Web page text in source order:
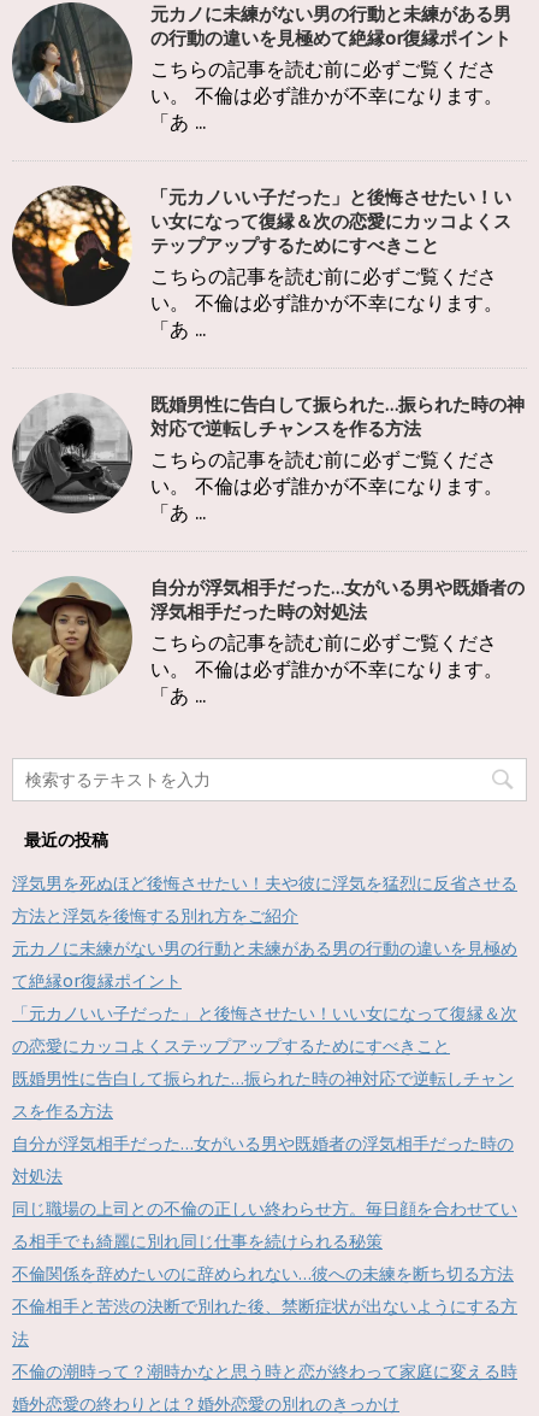
元カノに未練がない男の行動と未練がある男
の行動の違いを見極めて絶縁or復縁ポイント
こちらの記事を読む前に必ずご覧くださ
い。 不倫は必ず誰かが不幸になります。
「あ ...
「元カノいい子だった」と後悔させたい！い
い女になって復縁＆次の恋愛にカッコよくス
テップアップするためにすべきこと
こちらの記事を読む前に必ずご覧くださ
い。 不倫は必ず誰かが不幸になります。
「あ ...
既婚男性に告白して振られた…振られた時の神
対応で逆転しチャンスを作る方法
こちらの記事を読む前に必ずご覧くださ
い。 不倫は必ず誰かが不幸になります。
「あ ...
自分が浮気相手だった…女がいる男や既婚者の
浮気相手だった時の対処法
こちらの記事を読む前に必ずご覧くださ
い。 不倫は必ず誰かが不幸になります。
「あ ...
最近の投稿
浮気男を死ぬほど後悔させたい！夫や彼に浮気を猛烈に反省させる
方法と浮気を後悔する別れ方をご紹介
元カノに未練がない男の行動と未練がある男の行動の違いを見極め
て絶縁or復縁ポイント
「元カノいい子だった」と後悔させたい！いい女になって復縁＆次
の恋愛にカッコよくステップアップするためにすべきこと
既婚男性に告白して振られた…振られた時の神対応で逆転しチャン
スを作る方法
自分が浮気相手だった…女がいる男や既婚者の浮気相手だった時の
対処法
同じ職場の上司との不倫の正しい終わらせ方。毎日顔を合わせてい
る相手でも綺麗に別れ同じ仕事を続けられる秘策
不倫関係を辞めたいのに辞められない…彼への未練を断ち切る方法
不倫相手と苦渋の決断で別れた後、禁断症状が出ないようにする方
法
不倫の潮時って？潮時かなと思う時と恋が終わって家庭に変える時
婚外恋愛の終わりとは？婚外恋愛の別れのきっかけ